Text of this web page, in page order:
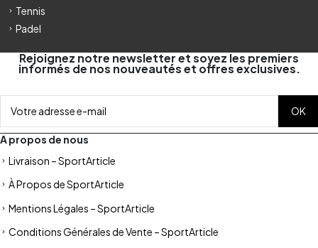
Tennis
Padel
Rejoignez notre newsletter et soyez les premiers
informés de nos nouveautés et offres exclusives.
A propos de nous
Livraison – SportArticle
À Propos de SportArticle
Mentions Légales – SportArticle
Conditions Générales de Vente – SportArticle